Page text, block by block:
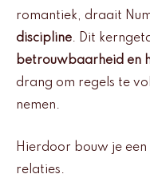
romantiek, draait
discipline. Dit
betrouwbaarheid en
drang om regels te
nemen.
Hierdoor bouw je
relaties.